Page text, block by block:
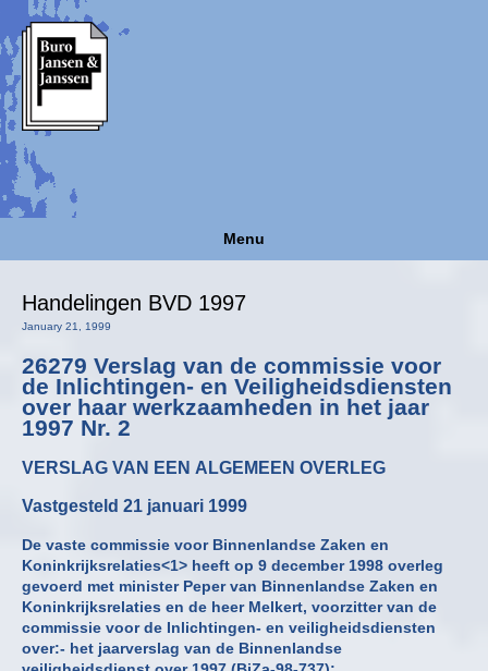
Menu
Handelingen BVD 1997
January 21, 1999
26279 Verslag van de commissie voor
de Inlichtingen- en Veiligheidsdiensten
over haar werkzaamheden in het jaar
1997 Nr. 2
VERSLAG VAN EEN ALGEMEEN OVERLEG
Vastgesteld 21 januari 1999
De vaste commissie voor Binnenlandse Zaken en
Koninkrijksrelaties<1> heeft op 9 december 1998 overleg
gevoerd met minister Peper van Binnenlandse Zaken en
Koninkrijksrelaties en de heer Melkert, voorzitter van de
commissie voor de Inlichtingen- en veiligheidsdiensten
over:- het jaarverslag van de Binnenlandse